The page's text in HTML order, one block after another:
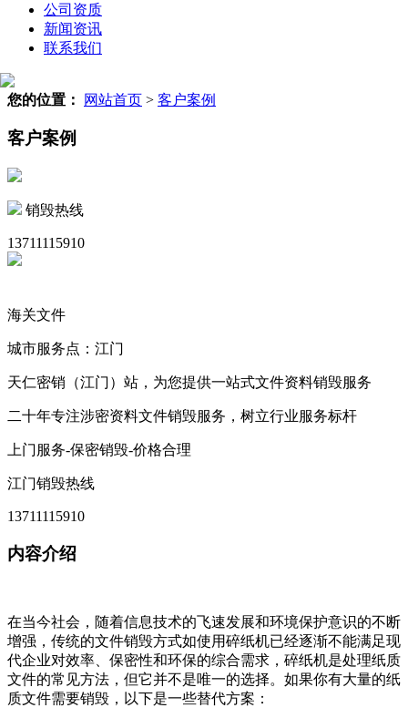
公司资质
新闻资讯
联系我们
您的位置： 网站首页 > 客户案例
客户案例
销毁热线
13711115910
海关文件
城市服务点：江门
天仁密销（江门）站，为您提供一站式文件资料销毁服务
二十年专注涉密资料文件销毁服务，树立行业服务标杆
上门服务-保密销毁-价格合理
江门销毁热线
13711115910
内容介绍
在当今社会，随着信息技术的飞速发展和环境保护意识的不断
增强，传统的文件销毁方式如使用碎纸机已经逐渐不能满足现
代企业对效率、保密性和环保的综合需求，碎纸机是处理纸质
文件的常见方法，但它并不是唯一的选择。如果你有大量的纸
质文件需要销毁，以下是一些替代方案：